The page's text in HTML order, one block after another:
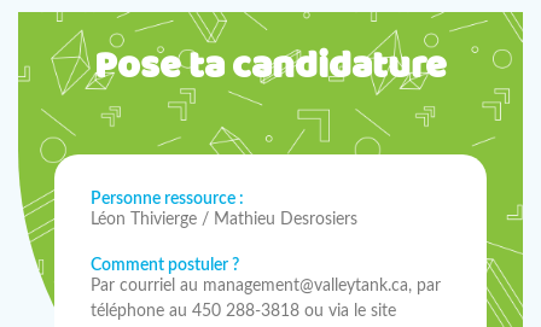
Pose ta candidature
Personne ressource :
Léon Thivierge / Mathieu Desrosiers
Comment postuler ?
Par courriel au management@valleytank.ca, par
téléphone au 450 288-3818 ou via le site